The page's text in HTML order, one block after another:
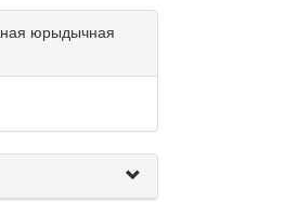
юрыдычная